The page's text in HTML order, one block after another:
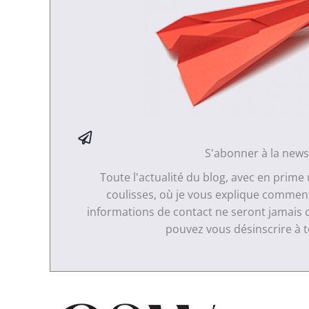
S'abonner à la
Toute l'actualité du blog, avec en
coulisses, où je vous explique
informations de contact ne seront jamais
pouvez vous désinscrire à